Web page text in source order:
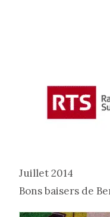
Juillet 2014
Bons baisers de